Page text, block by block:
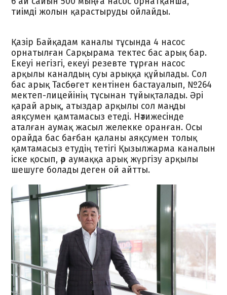
тиімді жолын қарастыруды ойлайды.
Қазір Байқадам каналы тұсында 4 насос
орнатылған Сарқырама тектес бас арық бар.
Екеуі негізгі, екеуі резевте тұрған насос
арқылы каналдың суы арыққа құйылады. Сол
бас арық Тасбөгет кентінен бастауалып, №264
мектеп-лицейінің тұсынан тұйықталады. Әрі
қарай арық, атыздар арқылы сол маңды
аяқсумен қамтамасыз етеді. Нәтижесінде
аталған аумақ жасыл желекке оранған. Осы
орайда бас бағбан қаланы аяқсумен толық
қамтамасыз етудің тетігі Қызылжарма каналын
іске қосып, әр аумаққа арық жүргізу арқылы
шешуге болады деген ой айтты.